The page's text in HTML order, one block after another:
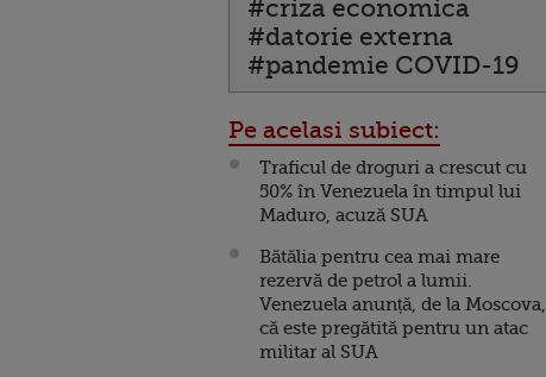
#criza economica
#datorie externa
#pandemie COVID-19
Pe acelasi subiect:
Traficul de droguri a crescut cu
50% în Venezuela în timpul lui
Maduro, acuză SUA
Bătălia pentru cea mai mare
rezervă de petrol a lumii.
Venezuela anunță, de la Moscova,
că este pregătită pentru un atac
militar al SUA